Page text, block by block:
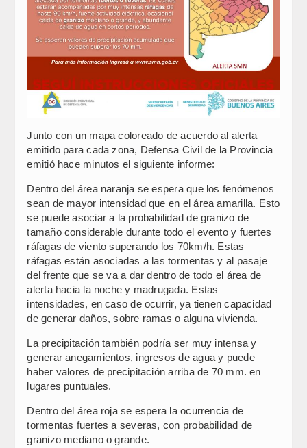
Junto con un mapa coloreado de acuerdo al alerta
emitido para cada zona, Defensa Civil de la Provincia
emitió hace minutos el siguiente informe:
Dentro del área naranja se espera que los fenómenos
sean de mayor intensidad que en el área amarilla. Esto
se puede asociar a la probabilidad de granizo de
tamaño considerable durante todo el evento y fuertes
ráfagas de viento superando los 70km/h. Estas
ráfagas están asociadas a las tormentas y al pasaje
del frente que se va a dar dentro de todo el área de
alerta hacia la noche y madrugada. Estas
intensidades, en caso de ocurrir, ya tienen capacidad
de generar daños, sobre ramas o alguna vivienda.
La precipitación también podría ser muy intensa y
generar anegamientos, ingresos de agua y puede
haber valores de precipitación arriba de 70 mm. en
lugares puntuales.
Dentro del área roja se espera la ocurrencia de
tormentas fuertes a severas, con probabilidad de
granizo mediano o grande.